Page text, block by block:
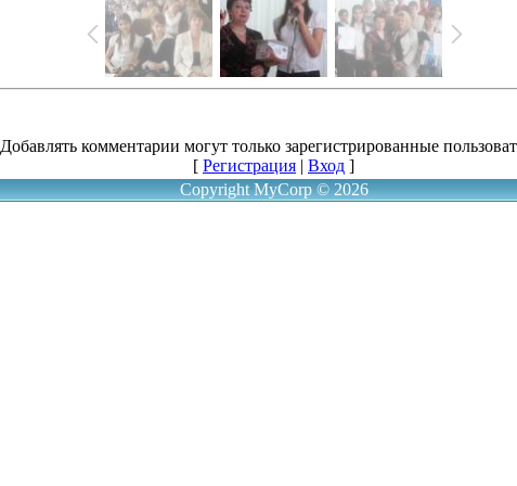
Добавлять комментарии могут только зарегистрированные
[ Регистрация | Вход ]
Copyright MyCorp © 2026